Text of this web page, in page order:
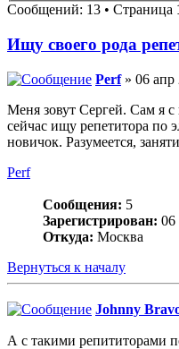
Сообщений: 13 • Страница
Ищу своего рода
Perf» 06 апр
Меня зовут Сергей. Сам я
сейчас ищу репетитора по
новичок. Разумеется,
Perf
Сообщения: 5
Зарегистрирован: 06
Откуда: Москва
Вернуться к началу
Johnny
А с такими репититорами